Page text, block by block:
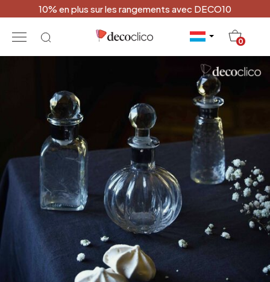
10% en plus sur les rangements avec DECO10
0